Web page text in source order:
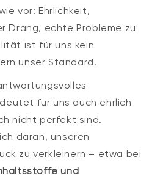
vor: Ehrlichkeit,
Drang, echte Probleme zu
ist für uns kein
unser Standard.
für uns auch ehrlich
nicht perfekt sind.
daran, unseren
zu verkleinern – etwa bei
und